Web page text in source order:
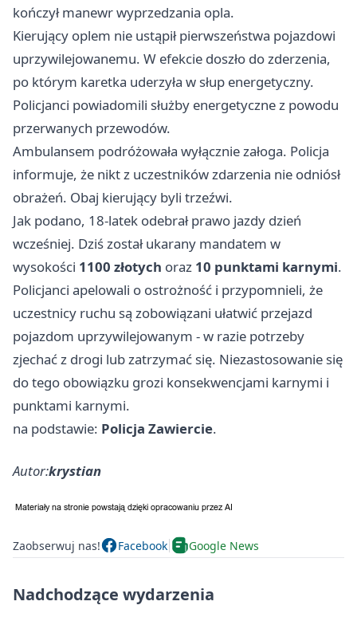
kończył manewr wyprzedzania opla.
Kierujący oplem nie ustąpił pierwszeństwa pojazdowi
uprzywilejowanemu. W efekcie doszło do zderzenia,
po którym karetka uderzyła w słup energetyczny.
Policjanci powiadomili służby energetyczne z powodu
przerwanych przewodów.
Ambulansem podróżowała wyłącznie załoga. Policja
informuje, że nikt z uczestników zdarzenia nie odniósł
obrażeń. Obaj kierujący byli trzeźwi.
Jak podano, 18-latek odebrał prawo jazdy dzień
wcześniej. Dziś został ukarany mandatem w
wysokości 1100 złotych oraz 10 punktami karnymi.
Policjanci apelowali o ostrożność i przypomnieli, że
uczestnicy ruchu są zobowiązani ułatwić przejazd
pojazdom uprzywilejowanym - w razie potrzeby
zjechać z drogi lub zatrzymać się. Niezastosowanie się
do tego obowiązku grozi konsekwencjami karnymi i
punktami karnymi.
na podstawie: Policja Zawiercie.
Autor:krystian
Zaobserwuj nas! Facebook Google News
Nadchodzące wydarzenia